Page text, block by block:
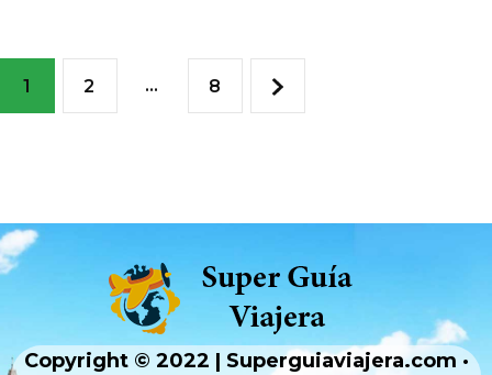
1 2 … 8
Copyright © 2022 | Superguiaviajera.com ·